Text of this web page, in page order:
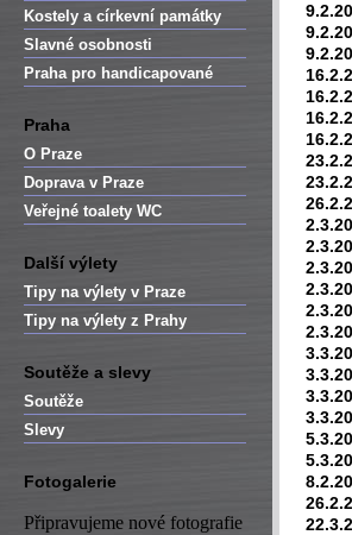
Kostely a církevní památky
Slavné osobnosti
Praha pro handicapované
Praha
O Praze
Doprava v Praze
Veřejné toalety WC
Další výlety
Tipy na výlety v Praze
Tipy na výlety z Prahy
Soutěže a slevy
Soutěže
Slevy
Fotogalerie
Připravujeme nové fotografie